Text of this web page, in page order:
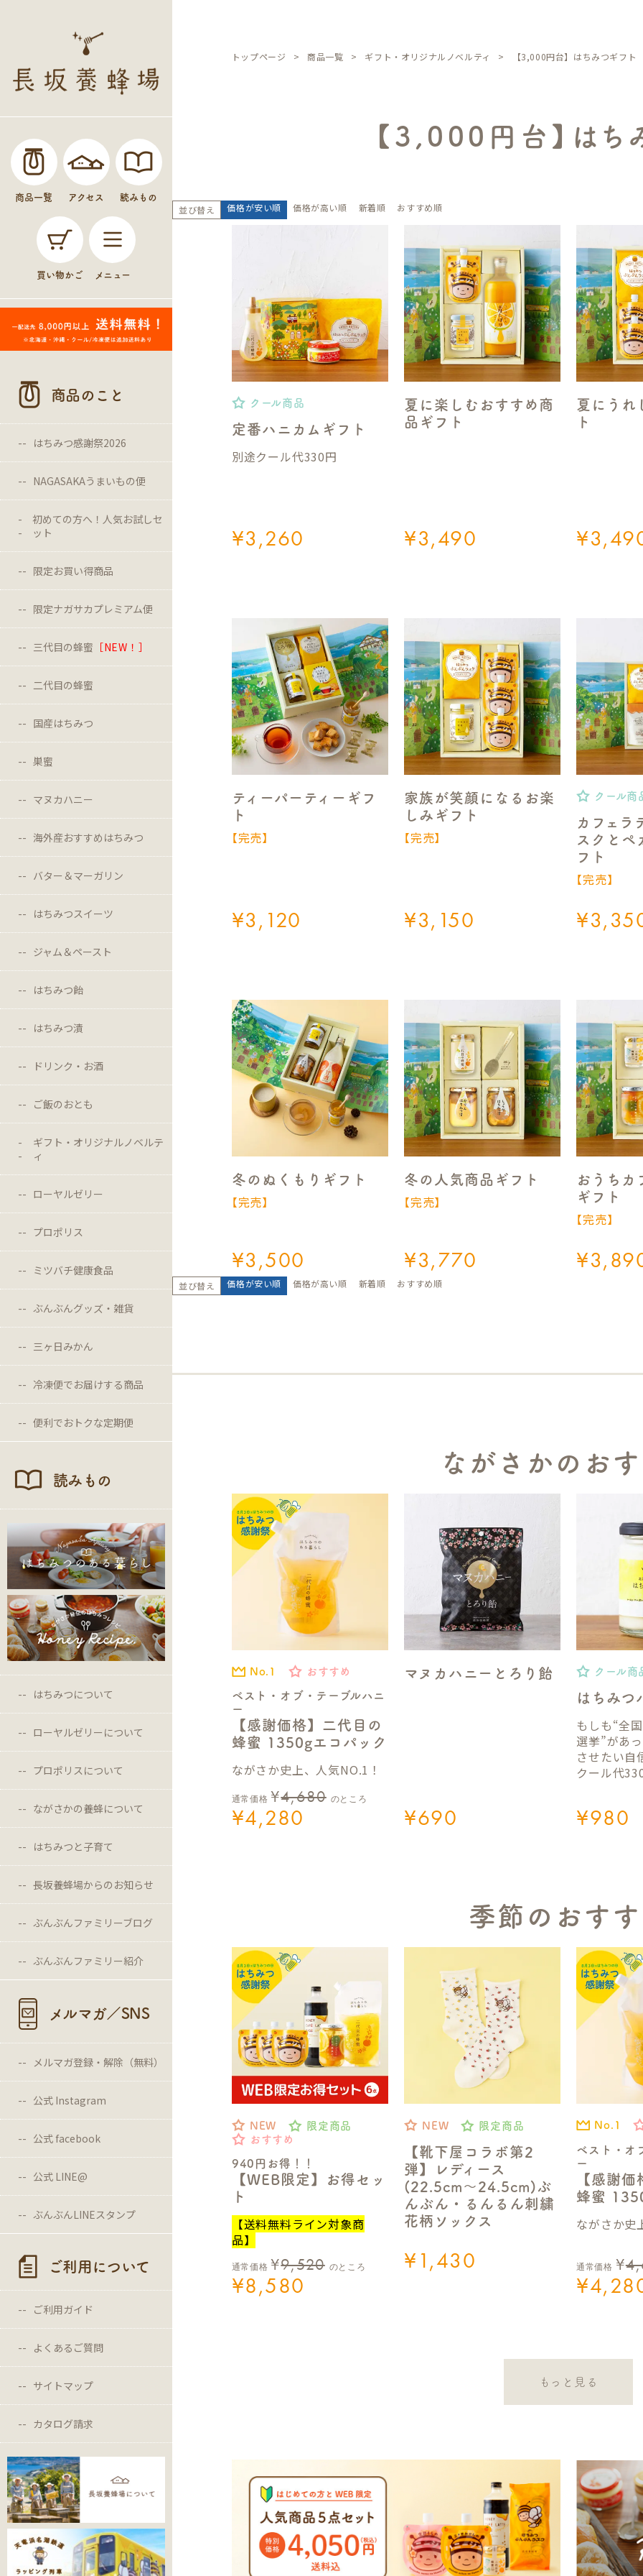
商品一覧 アクセス 読みもの
買い物かご メニュー
商品のこと
はちみつ感謝祭2026
NAGASAKAうまいもの便
初めての方へ！人気お試しセ
ット
限定お買い得商品
限定ナガサカプレミアム便
三代目の蜂蜜 ［NEW！］
二代目の蜂蜜
国産はちみつ
巣蜜
マヌカハニー
海外産おすすめはちみつ
バター＆マーガリン
はちみつスイーツ
ジャム＆ペースト
はちみつ飴
はちみつ漬
ドリンク・お酒
ご飯のおとも
ギフト・オリジナルノベルテ
ィ
ローヤルゼリー
プロポリス
ミツバチ健康食品
ぶんぶんグッズ・雑貨
三ヶ日みかん
冷凍便でお届けする商品
便利でおトクな定期便
読みもの
はちみつについて
ローヤルゼリーについて
プロポリスについて
ながさかの養蜂について
はちみつと子育て
長坂養蜂場からのお知らせ
ぶんぶんファミリーブログ
ぶんぶんファミリー紹介
メルマガ／SNS
メルマガ登録・解除（無料）
公式 Instagram
公式 facebook
公式 LINE@
ぶんぶんLINEスタンプ
ご利用について
ご利用ガイド
よくあるご質問
サイトマップ
カタログ請求
トップページ 商品一覧 ギフト・オリジナルノベルティ 【3,000円台】はちみつギフト
【3,000円台】はち
並び替え 価格が安い順 価格が高い順 新着順 おすすめ順
クール商品
定番ハニカムギフト
別途クール代330円
¥3,260
夏に楽しむおすすめ商
品ギフト
¥3,490
夏にうれ
ト
¥
ティーパーティーギフ
ト
【完売】
¥3,120
家族が笑顔になるお楽
しみギフト
【完売】
¥3,150
クール商
カフェラ
スクとペ
フト
【完売】
¥
冬のぬくもりギフト
【完売】
¥3,500
冬の人気商品ギフト
【完売】
¥3,770
おうちカ
ギフト
【完売】
¥
並び替え 価格が安い順 価格が高い順 新着順 おすすめ順
ながさかのお
No.1 おすすめ
ベスト・オブ・テーブルハニ
ー
【感謝価格】二代目の
蜂蜜 1350gエコパック
ながさか史上、人気NO.1！
通常価格 ¥4,680 のところ
¥4,280
マヌカハニーとろり飴
¥690
クール商
はちみつ
もしも“全
選挙”があ
させたい自
クール代
¥980
季節のおす
NEW
限定商品
おすすめ
940円お得！！
【WEB限定】お得セッ
ト
【送料無料ライン対象商
品】
通常価格 ¥9,520 のところ
¥8,580
NEW 限定商品
【靴下屋コラボ第2
弾】レディース
(22.5cm～24.5cm)ぶ
んぶん・るんるん刺繍
花柄ソックス
¥1,430
No.1
ベスト・オ
ー
【感謝
蜂蜜
ながさか史
通常価格 ¥
¥
もっと見る